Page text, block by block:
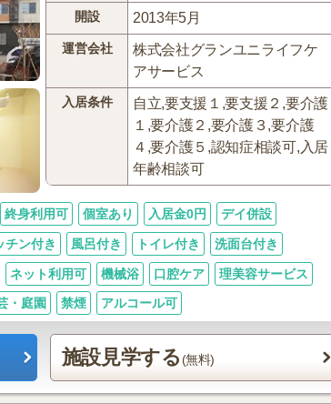
開設 2013年5月
運営会社
株式会社グランユニライフケ
アサービス
入居条件
自立,要支援１,要支援２,要介護
１,要介護２,要介護３,要介護
４,要介護５,認知症相談可,入居
年齢相談可
終身利用可 個室あり 入居金0円 デイ併設
チン付き 風呂付き トイレ付き 洗面台付き
ネット利用可 機械浴 口腔ケア 理美容サービス
・庭園 禁煙 アルコール可
施設見学する (無料)